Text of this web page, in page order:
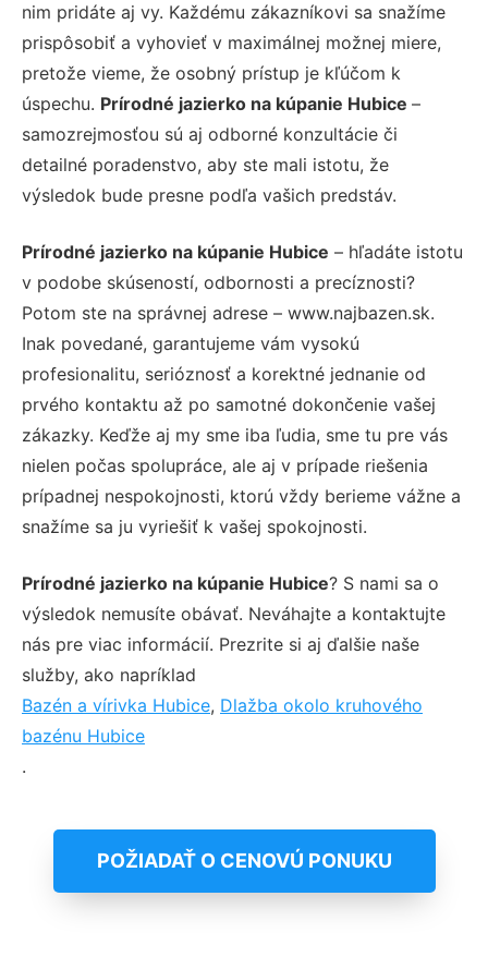
nim pridáte aj vy. Každému zákazníkovi sa snažíme
prispôsobiť a vyhovieť v maximálnej možnej miere,
pretože vieme, že osobný prístup je kľúčom k
úspechu. Prírodné jazierko na kúpanie Hubice –
samozrejmosťou sú aj odborné konzultácie či
detailné poradenstvo, aby ste mali istotu, že
výsledok bude presne podľa vašich predstáv.
Prírodné jazierko na kúpanie Hubice – hľadáte istotu
v podobe skúseností, odbornosti a precíznosti?
Potom ste na správnej adrese – www.najbazen.sk.
Inak povedané, garantujeme vám vysokú
profesionalitu, serióznosť a korektné jednanie od
prvého kontaktu až po samotné dokončenie vašej
zákazky. Keďže aj my sme iba ľudia, sme tu pre vás
nielen počas spolupráce, ale aj v prípade riešenia
prípadnej nespokojnosti, ktorú vždy berieme vážne a
snažíme sa ju vyriešiť k vašej spokojnosti.
Prírodné jazierko na kúpanie Hubice? S nami sa o
výsledok nemusíte obávať. Neváhajte a kontaktujte
nás pre viac informácií. Prezrite si aj ďalšie naše
služby, ako napríklad
Bazén a vírivka Hubice, Dlažba okolo kruhového
bazénu Hubice
.
POŽIADAŤ O CENOVÚ PONUKU